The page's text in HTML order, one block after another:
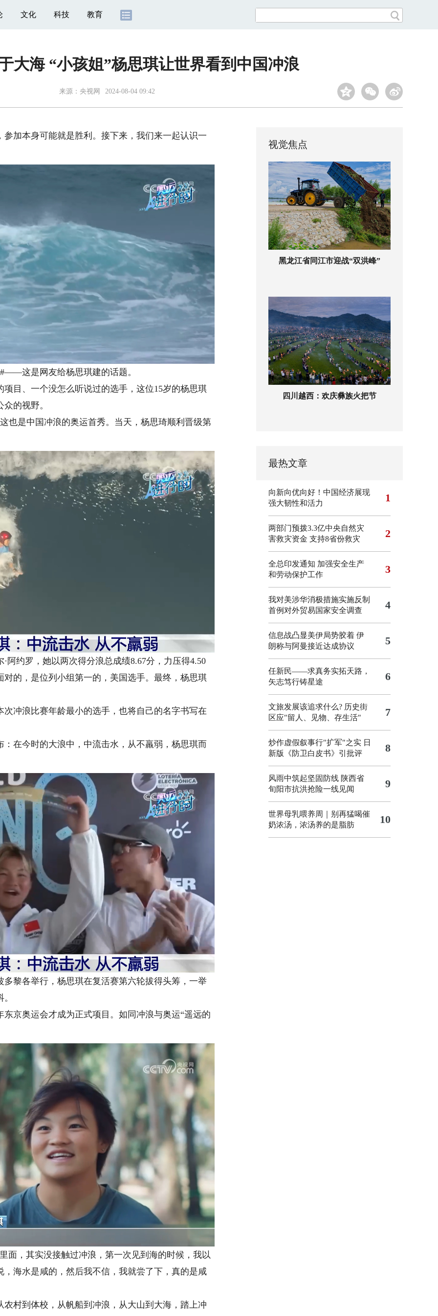
文化 科技 教育
大海 “小孩姐”杨思琪让世界看到中国冲浪
来源： 央视网 2024-08-04 09:42
参加本身可能就是胜利。接下来，我们来一起认识一
这是网友给杨思琪建的话题。
、一个没怎么听说过的选手，这位15岁的杨思琪
的视野。
是中国冲浪的奥运首秀。当天，杨思琦顺利晋级第
约罗，她以两次得分浪总成绩8.67分，力压得4.50
的，是位列小组第一的，美国选手。最终，杨思琪
浪比赛年龄最小的选手，也将自己的名字书写在
今时的大浪中，中流击水，从不羸弱，杨思琪而
各举行，杨思琪在复活赛第六轮拔得头筹，一举
奥运会才成为正式项目。如同冲浪与奥运“遥远的
，其实没接触过冲浪，第一次见到海的时候，我以
海水是咸的，然后我不信，我就尝了下，真的是咸
到体校，从帆船到冲浪，从大山到大海，踏上冲
视觉焦点
黑龙江省同江市迎战“双洪峰”
四川越西：欢庆彝族火把节
最热文章
向新向优向好！中国经济展现
强大韧性和活力
1
两部门预拨3.3亿中央自然灾
害救灾资金 支持8省份救灾
2
全总印发通知 加强安全生产
和劳动保护工作
3
我对美涉华消极措施实施反制
首例对外贸易国家安全调查
4
信息战凸显美伊局势胶着 伊
朗称与阿曼接近达成协议
5
任新民——求真务实拓天路，
矢志笃行铸星途
6
文旅发展该追求什么? 历史街
区应"留人、见物、存生活"
7
炒作虚假叙事行"扩军"之实 日
新版《防卫白皮书》引批评
8
风雨中筑起坚固防线 陕西省
旬阳市抗洪抢险一线见闻
9
世界母乳喂养周｜别再猛喝催
奶浓汤，浓汤养的是脂肪
10